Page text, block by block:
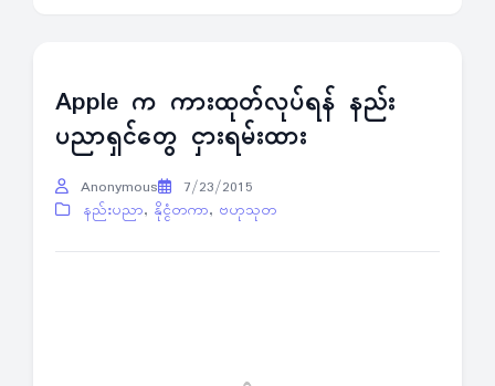
Apple က ကားထုတ်လုပ်ရန် နည်း
ပညာရှင်တွေ ငှားရမ်းထား
Anonymous
7/23/2015
နည်းပညာ, နိုင္ငံတကာ, ဗဟုသုတ